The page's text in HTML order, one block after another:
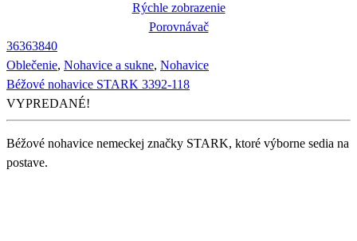
Rýchle zobrazenie
Porovnávač
36363840
Oblečenie, Nohavice a sukne, Nohavice
Béžové nohavice STARK 3392-118
VYPREDANÉ!
Béžové nohavice nemeckej značky STARK, ktoré výborne sedia na
postave.